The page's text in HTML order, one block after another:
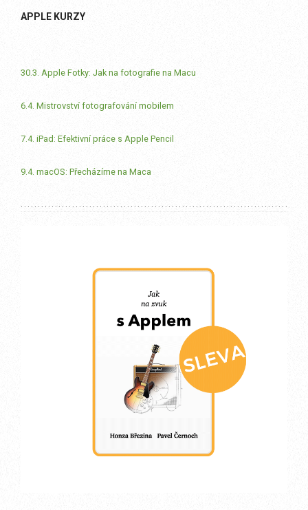
APPLE KURZY
30.3. Apple Fotky: Jak na fotografie na Macu
6.4. Mistrovství fotografování mobilem
7.4. iPad: Efektivní práce s Apple Pencil
9.4. macOS: Přecházíme na Maca